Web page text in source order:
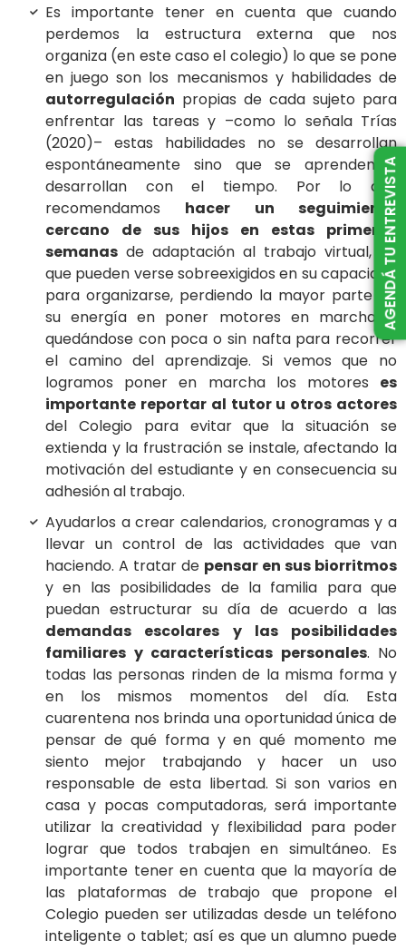
Es importante tener en cuenta que cuando
perdemos la estructura externa que nos
organiza (en este caso el colegio) lo que se pone
en juego son los mecanismos y habilidades de
autorregulación propias de cada sujeto para
enfrentar las tareas y –como lo señala Trías
(2020)– estas habilidades no se desarrollan
espontáneamente sino que se aprenden y
desarrollan con el tiempo. Por lo que
recomendamos hacer un seguimiento
cercano de sus hijos en estas primeras
semanas de adaptación al trabajo virtual, ya
que pueden verse sobreexigidos en su capacidad
para organizarse, perdiendo la mayor parte de
su energía en poner motores en marcha, y
quedándose con poca o sin nafta para recorrer
el camino del aprendizaje. Si vemos que no
logramos poner en marcha los motores es
importante reportar al tutor u otros actores
del Colegio para evitar que la situación se
extienda y la frustración se instale, afectando la
motivación del estudiante y en consecuencia su
adhesión al trabajo.
Ayudarlos a crear calendarios, cronogramas y a
llevar un control de las actividades que van
haciendo. A tratar de pensar en sus biorritmos
y en las posibilidades de la familia para que
puedan estructurar su día de acuerdo a las
demandas escolares y las posibilidades
familiares y características personales. No
todas las personas rinden de la misma forma y
en los mismos momentos del día. Esta
cuarentena nos brinda una oportunidad única de
pensar de qué forma y en qué momento me
siento mejor trabajando y hacer un uso
responsable de esta libertad. Si son varios en
casa y pocas computadoras, será importante
utilizar la creatividad y flexibilidad para poder
lograr que todos trabajen en simultáneo. Es
importante tener en cuenta que la mayoría de
las plataformas de trabajo que propone el
Colegio pueden ser utilizadas desde un teléfono
inteligente o tablet; así es que un alumno puede
AGENDÁ TU ENTREVISTA